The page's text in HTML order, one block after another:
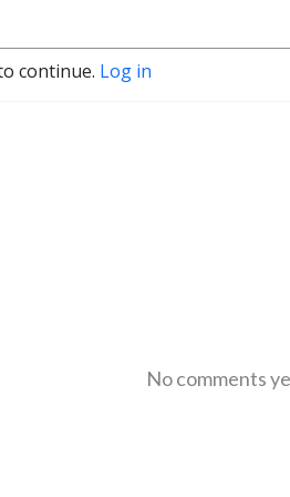
continue. Log in
No comments